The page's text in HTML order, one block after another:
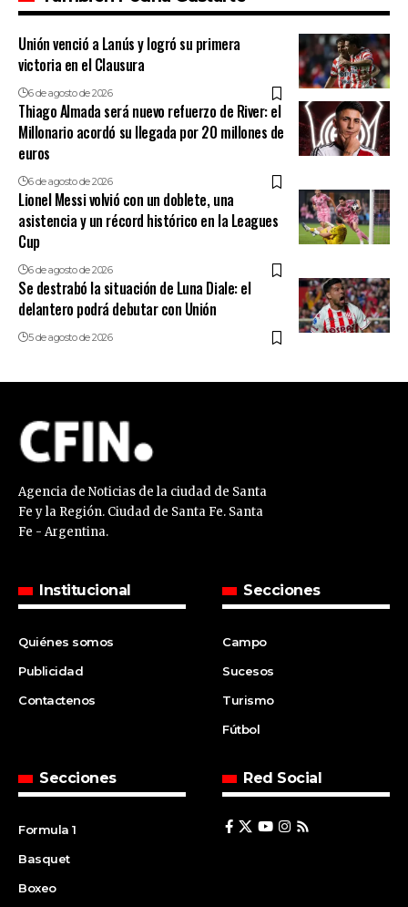
Unión venció a Lanús y logró su primera
victoria en el Clausura
6 de agosto de 2026
Thiago Almada será nuevo refuerzo de River: el
Millonario acordó su llegada por 20 millones de
euros
6 de agosto de 2026
Lionel Messi volvió con un doblete, una
asistencia y un récord histórico en la Leagues
Cup
6 de agosto de 2026
Se destrabó la situación de Luna Diale: el
delantero podrá debutar con Unión
5 de agosto de 2026
Agencia de Noticias de la ciudad de Santa
Fe y la Región. Ciudad de Santa Fe. Santa
Fe - Argentina.
Institucional
Quiénes somos
Publicidad
Contactenos
Secciones
Campo
Sucesos
Turismo
Fútbol
Secciones
Formula 1
Basquet
Boxeo
Red Social